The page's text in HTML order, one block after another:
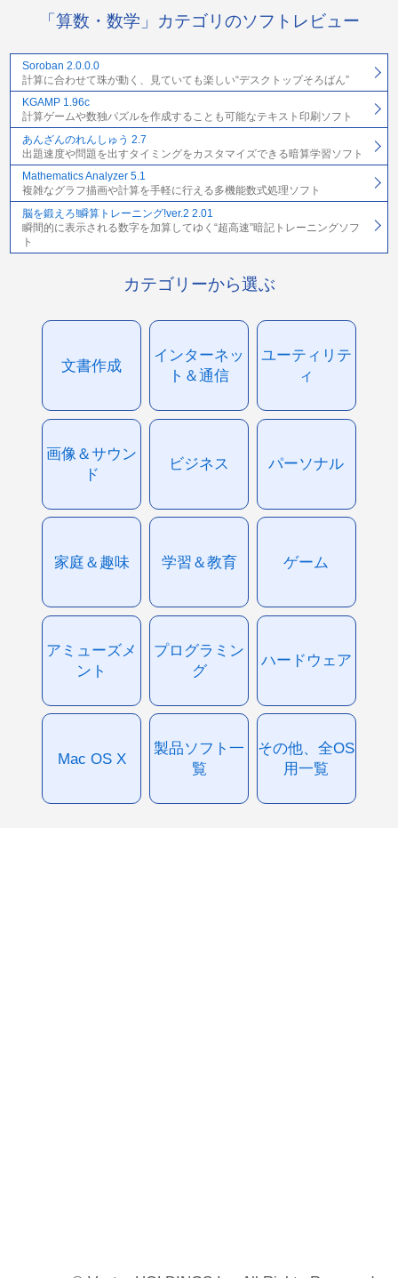
「算数・数学」カテゴリのソフトレビュー
Soroban 2.0.0.0
計算に合わせて珠が動く、見ていても楽しい“デスクトップそろばん”
KGAMP 1.96c
計算ゲームや数独パズルを作成することも可能なテキスト印刷ソフト
あんざんのれんしゅう 2.7
出題速度や問題を出すタイミングをカスタマイズできる暗算学習ソフト
Mathematics Analyzer 5.1
複雑なグラフ描画や計算を手軽に行える多機能数式処理ソフト
脳を鍛えろ!瞬算トレーニング!ver.2 2.01
瞬間的に表示される数字を加算してゆく“超高速”暗記トレーニングソフ
ト
カテゴリーから選ぶ
文書作成
インターネッ
ト＆通信
ユーティリテ
ィ
画像＆サウン
ド
ビジネス パーソナル
家庭＆趣味 学習＆教育 ゲーム
アミューズメ
ント
プログラミン
グ
ハードウェア
Mac OS X
製品ソフト一
覧
その他、全OS
用一覧